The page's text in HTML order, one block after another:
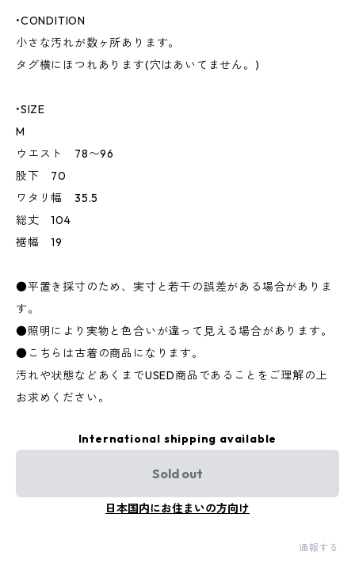
•CONDITION
小さな汚れが数ヶ所あります。
タグ横にほつれあります(穴はあいてません。)
•SIZE
M
ウエスト 78〜96
股下 70
ワタリ幅 35.5
総丈 104
裾幅 19
●平置き採寸のため、実寸と若干の誤差がある場合がありま
す。
●照明により実物と色合いが違って見える場合があります。
●こちらは古着の商品になります。
汚れや状態などあくまでUSED商品であることをご理解の上
お求めください。
International shipping available
Sold out
日本国内にお住まいの方向け
通報する